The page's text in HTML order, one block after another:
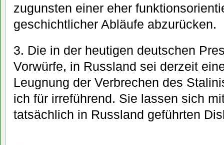
zugunsten einer eher
geschichtlicher Abläufe abzurücken.
3. Die in der heutigen deutschen
Vorwürfe, in Russland sei derzeit
Leugnung der Verbrechen des
ich für irreführend. Sie lassen sich
tatsächlich in Russland geführten